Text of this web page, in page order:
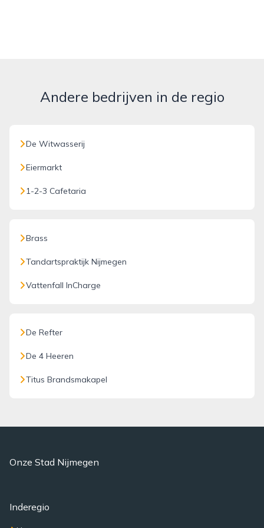
Andere bedrijven in de regio
De Witwasserij
Eiermarkt
1-2-3 Cafetaria
Brass
Tandartspraktijk Nijmegen
Vattenfall InCharge
De Refter
De 4 Heeren
Titus Brandsmakapel
Onze Stad Nijmegen
Inderegio